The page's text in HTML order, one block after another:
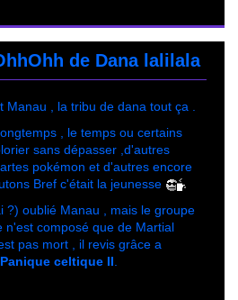
de Dana lalilala
Manau , la tribu de dana tout ça .
, le temps ou certains
sans dépasser ,d'autres
pokémon et d'autres encore
Bref c'était la jeunesse
?) oublié Manau , mais le groupe
n'est composé que de Martial
pas mort , il revis grâce a
Panique celtique II